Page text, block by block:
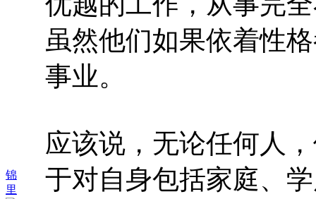
锦
里
虽然他们如果依着性
事业。
应该说，无论任何人
于对自身包括家庭、